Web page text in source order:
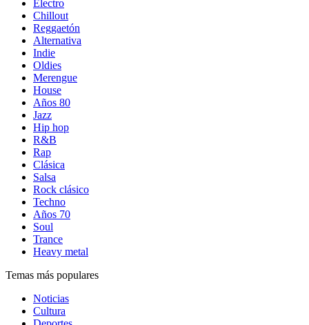
Electro
Chillout
Reggaetón
Alternativa
Indie
Oldies
Merengue
House
Años 80
Jazz
Hip hop
R&B
Rap
Clásica
Salsa
Rock clásico
Techno
Años 70
Soul
Trance
Heavy metal
Temas más populares
Noticias
Cultura